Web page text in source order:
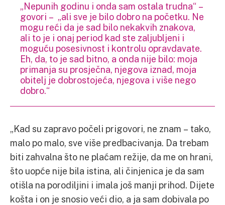
„Nepunih godinu i onda sam ostala trudna“ –
govori – „ali sve je bilo dobro na početku. Ne
mogu reći da je sad bilo nekakvih znakova,
ali to je i onaj period kad ste zaljubljeni i
moguću posesivnost i kontrolu opravdavate.
Eh, da, to je sad bitno, a onda nije bilo: moja
primanja su prosječna, njegova iznad, moja
obitelj je dobrostojeća, njegova i više nego
dobro.“
„Kad su zapravo počeli prigovori, ne znam – tako,
malo po malo, sve više predbacivanja. Da trebam
biti zahvalna što ne plaćam režije, da me on hrani,
što uopće nije bila istina, ali činjenica je da sam
otišla na porodiljini i imala još manji prihod. Dijete
košta i on je snosio veći dio, a ja sam dobivala po